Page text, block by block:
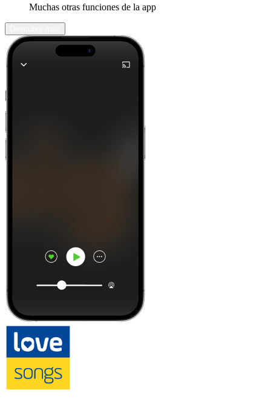
Muchas otras funciones de la app